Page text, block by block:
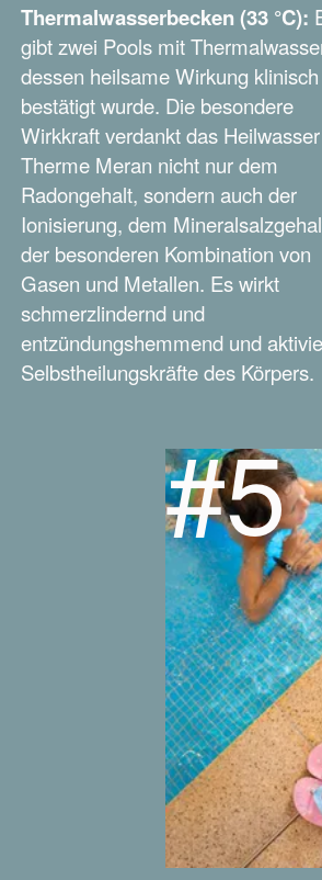
Thermalwasserbecken (33 °C):
gibt zwei Pools mit
dessen heilsame Wirkung klinisch
bestätigt wurde. Die besondere
Wirkkraft verdankt das
Therme Meran nicht nur dem
Radongehalt, sondern auch der
Ionisierung, dem
der besonderen Kombination von
Gasen und Metallen. Es wirkt
schmerzlindernd und
entzündungshemmend und
Selbstheilungskräfte des Körpers.
#5